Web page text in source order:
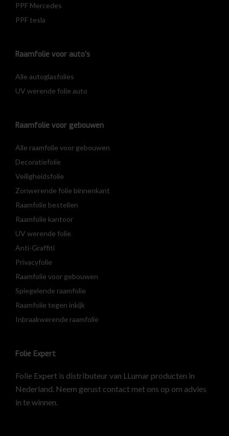
PPF Mercedes
PPF tesla
Raamfolie voor auto’s
Alle autoglasfolies
UV werende folie auto
Raamfolie voor gebouwen
Alle raamfolie voor gebouwen
Decoratiefolie
Veiligheidsfolie
Zonwerende folie binnenkant
Raamfolie bestellen
Raamfolie kantoor
UV werende folie
Anti-Graffiti
Privacyfolie
Raamfolie voor gebouwen
Spiegelende raamfolie
Raamfolie tegen inkijk
Inbraakwerende raamfolie
Folie Expert
Folie Expert is distributeur van LLumar producten in
Nederland. Neem gerust contact met ons op om advies
in te winnen.